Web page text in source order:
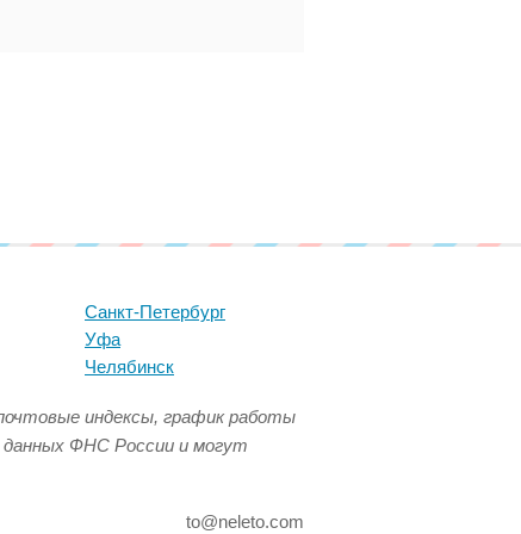
Санкт-Петербург
Уфа
Челябинск
индексы, график работы
данных ФНС России и могут
to@neleto.com